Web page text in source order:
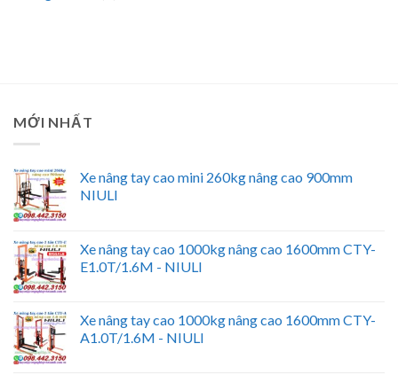
MỚI NHẤT
Xe nâng tay cao mini 260kg nâng cao 900mm
NIULI
Xe nâng tay cao 1000kg nâng cao 1600mm CTY-
E1.0T/1.6M - NIULI
Xe nâng tay cao 1000kg nâng cao 1600mm CTY-
A1.0T/1.6M - NIULI